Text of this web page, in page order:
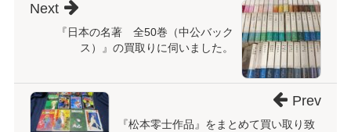
『日本の名著 全50巻（中公バック
ス）』の買取りに伺いました。
Next
『松本零士作品』をまとめて買い取り致
Prev